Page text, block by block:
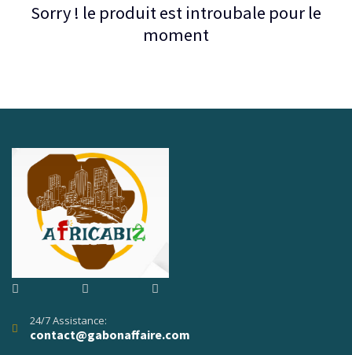
Sorry ! le produit est introubale pour le
moment
24/7 Assistance:
contact@gabonaffaire.com